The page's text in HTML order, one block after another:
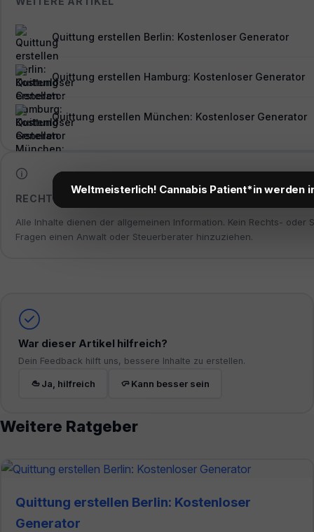
Quittung erstellen Berlin: Kostenloser Generator
Quittung erstellen Hamburg: Kostenloser Generator
Quittung erstellen München: Kostenloser Generator
RECHTLICHER HINWEIS
Alle Inhalte dienen der allgemeinen Information. Kein Rechts- oder
Fragen einen Anwalt oder Steuerberater hinzuziehen.
War dieser Artikel hilfreich?
Dein Feedback hilft uns, bessere Inhalte zu erstellen.
Ja, hilfreich Kann besser sein
Weitere Ratgeber
Quittung erstellen Berlin: Kostenloser
Generator
Weltmeisterlich! Cannabis Patient*in werden